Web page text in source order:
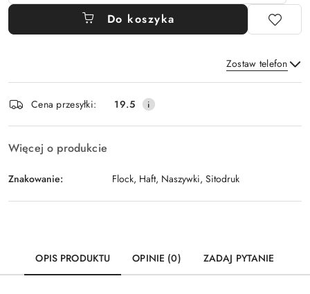
Do koszyka
Zostaw telefon
Wyślij
i
dostawa
Cena przesyłki: 19.5
Więcej o produkcie
Znakowanie: Flock, Haft, Naszywki, Sitodruk
OPIS PRODUKTU OPINIE (0) ZADAJ PYTANIE